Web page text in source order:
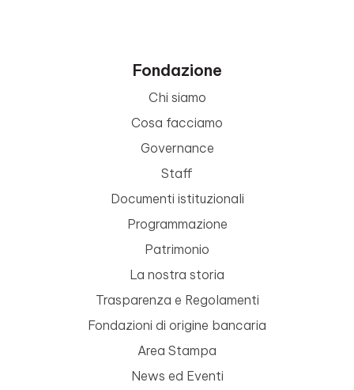
Fondazione
Chi siamo
Cosa facciamo
Governance
Staff
Documenti istituzionali
Programmazione
Patrimonio
La nostra storia
Trasparenza e Regolamenti
Fondazioni di origine bancaria
Area Stampa
News ed Eventi